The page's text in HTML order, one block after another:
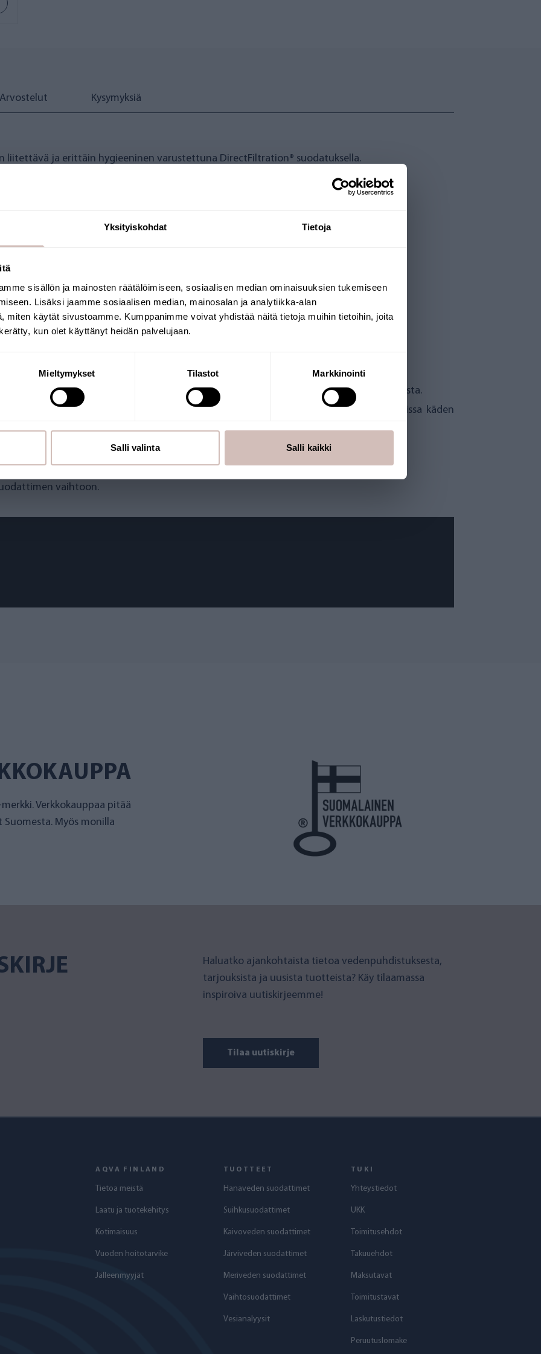
Yksityiskohdat Tietoja
sisällön ja mainosten räätälöimiseen, sosiaalisen median ominaisuuksien tukemiseen
Lisäksi jaamme sosiaalisen median, mainosalan ja analytiikka-alan
miten käytät sivustoamme. Kumppanimme voivat yhdistää näitä tietoja muihin tietoihin, joita
kun olet käyttänyt heidän palvelujaan.
Mieltymykset Tilastot Markkinointi
Salli valinta Salli kaikki
Arvostelut Kysymyksiä
liitettävä ja erittäin hygieeninen varustettuna DirectFiltration® suodatuksella.
l/h
vuotovahtisysteemi.
taukotiloihin tai odotusaulaan.
juuri ennen kuin se annostellaan kuppiin, joten voit olla aina varma veden laadusta.
huoltaa ja pitää hygieenisenä. Lisäksi kaikki osat ovat myös helposti itse vaihdettavissa käden
viilennystekniikalle
vaihtoon.
Verkkokauppaa pitää
Myös monilla
Haluatko ajankohtaista tietoa vedenpuhdistuksesta,
tarjouksista ja uusista tuotteista? Käy tilaamassa
inspiroiva uutiskirjeemme!
Tilaa uutiskirje
AQVA FINLAND
Tietoa meistä
Laatu ja tuotekehitys
Kotimaisuus
Vuoden hoitotarvike
Jälleenmyyjät
TUOTTEET
Hanaveden suodattimet
Suihkusuodattimet
Kaivoveden suodattimet
Järviveden suodattimet
Meriveden suodattimet
Vaihtosuodattimet
Vesianalyysit
TUKI
Yhteystiedot
UKK
Toimitusehdot
Takuuehdot
Maksutavat
Toimitustavat
Laskutustiedot
Peruutuslomake
Valitse toimitusmaa ja kieli jatkaaksesi
Toimitusmaa